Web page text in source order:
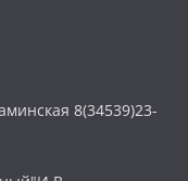
8(34539)23-